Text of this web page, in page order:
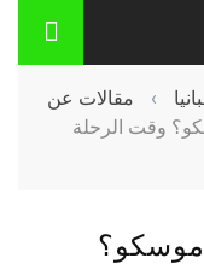
›
مقالات عن
وقت الرحلة